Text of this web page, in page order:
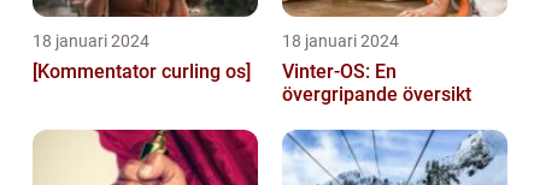
18 januari 2024
[Kommentator curling os]
18 januari 2024
Vinter-OS: En
övergripande översikt